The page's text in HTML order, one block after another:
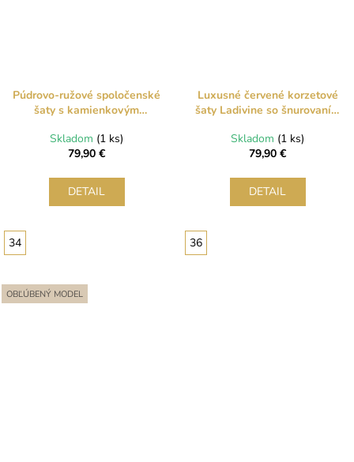
Púdrovo-ružové spoločenské
šaty s kamienkovým
Skladom (1 ks)
79,90 €
DETAIL
34
Luxusné červené korzetové
šaty Ladivine so šnurovaním
Skladom (1 ks)
79,90 €
DETAIL
36
OBĽÚBENÝ MODEL